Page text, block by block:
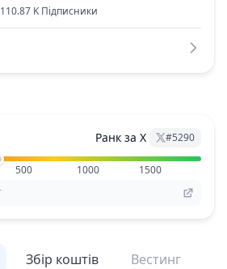
110.87 K Підписники
Ранк за X #5290
500 1000
1500
Збір коштів Вестинг